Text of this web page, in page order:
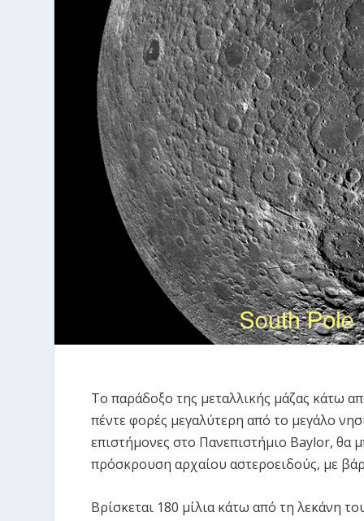
Το παράδοξο της μεταλλικής μάζας κάτω
πέντε φορές μεγαλύτερη από το μεγάλο
επιστήμονες στο Πανεπιστήμιο Baylor, θα
πρόσκρουση αρχαίου αστεροειδούς, με
Βρίσκεται 180 μίλια κάτω από τη λεκάνη